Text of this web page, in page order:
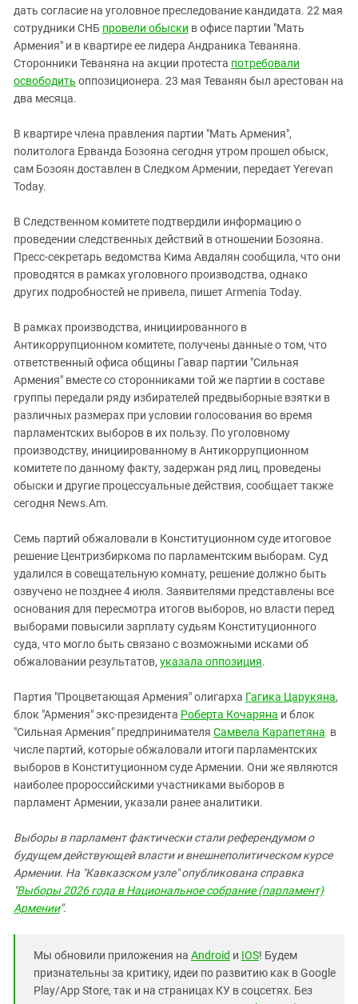
дать согласие на уголовное преследование кандидата. 22 мая
сотрудники СНБ провели обыски в офисе партии "Мать
Армения" и в квартире ее лидера Андраника Теваняна.
Сторонники Теваняна на акции протеста потребовали
освободить оппозиционера. 23 мая Теванян был арестован на
два месяца.
В квартире члена правления партии "Мать Армения",
политолога Ерванда Бозояна сегодня утром прошел обыск,
сам Бозоян доставлен в Следком Армении, передает Yerevan
Today.
В Следственном комитете подтвердили информацию о
проведении следственных действий в отношении Бозояна.
Пресс-секретарь ведомства Кима Авдалян сообщила, что они
проводятся в рамках уголовного производства, однако
других подробностей не привела, пишет Armenia Today.
В рамках производства, инициированного в
Антикоррупционном комитете, получены данные о том, что
ответственный офиса общины Гавар партии "Сильная
Армения" вместе со сторонниками той же партии в составе
группы передали ряду избирателей предвыборные взятки в
различных размерах при условии голосования во время
парламентских выборов в их пользу. По уголовному
производству, инициированному в Антикоррупционном
комитете по данному факту, задержан ряд лиц, проведены
обыски и другие процессуальные действия, сообщает также
сегодня News.Am.
Семь партий обжаловали в Конституционном суде итоговое
решение Центризбиркома по парламентским выборам. Суд
удалился в совещательную комнату, решение должно быть
озвучено не позднее 4 июля. Заявителями представлены все
основания для пересмотра итогов выборов, но власти перед
выборами повысили зарплату судьям Конституционного
суда, что могло быть связано с возможными исками об
обжаловании результатов, указала оппозиция.
Партия "Процветающая Армения" олигарха Гагика Царукяна,
блок "Армения" экс-президента Роберта Кочаряна и блок
"Сильная Армения" предпринимателя Самвела Карапетяна в
числе партий, которые обжаловали итоги парламентских
выборов в Конституционном суде Армении. Они же являются
наиболее пророссийскими участниками выборов в
парламент Армении, указали ранее аналитики.
Выборы в парламент фактически стали референдумом о
будущем действующей власти и внешнеполитическом курсе
Армении. На "Кавказском узле" опубликована справка
"Выборы 2026 года в Национальное собрание (парламент)
Армении".
Мы обновили приложения на Android и IOS! Будем
признательны за критику, идеи по развитию как в Google
Play/App Store, так и на страницах КУ в соцсетях. Без